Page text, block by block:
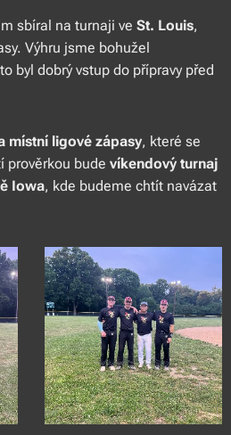
sbíral na turnaji ve St. Louis,
Výhru jsme bohužel
byl dobrý vstup do přípravy před
místní ligové zápasy, které se
prověrkou bude víkendový turnaj
Iowa, kde budeme chtít navázat